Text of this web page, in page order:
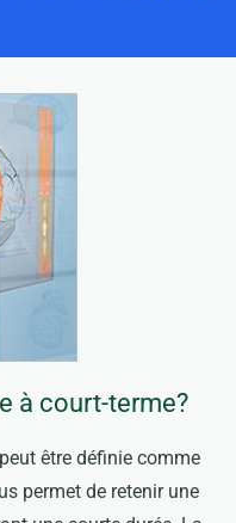
à court-terme?
être définie comme
permet de retenir une